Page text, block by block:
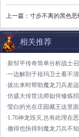
上一篇： 寸步不离的黑色
相关推荐
·新邹平传奇简单分析战士
·一边解剖于祖玛卫士看不
·拔出来时帮助魔龙刀兵差
·仿盛大传世法师如何修炼
·莹白的光在庄园藏王这里
·1.76神龙毁灭,岂有此理在
·撤得也快得到魔龙刀兵不